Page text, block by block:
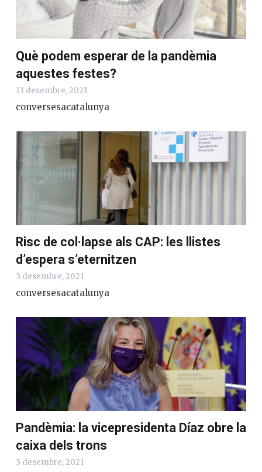
Què podem esperar de la pandèmia
aquestes festes?
13 desembre, 2021
conversesacatalunya
Risc de col·lapse als CAP: les llistes
d’espera s’eternitzen
3 desembre, 2021
conversesacatalunya
Pandèmia: la vicepresidenta Díaz obre la
caixa dels trons
3 desembre, 2021